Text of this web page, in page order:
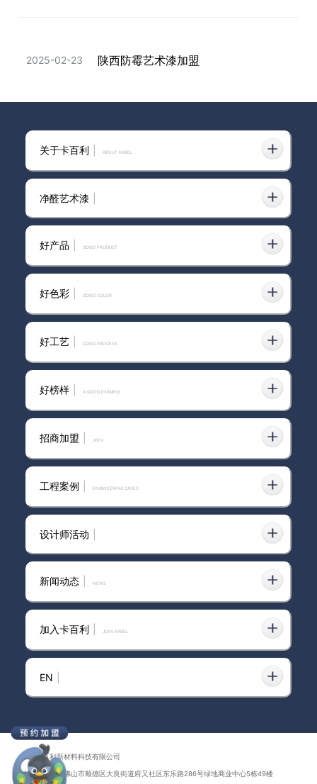
2025-02-23 陕西防霉艺术漆加盟
2025-02-17
2025-05-24
艺术漆选购指南 高硬度防潮型与蛋壳
2025-02-19 常州进口艺术漆定制
进口艺术涂料哪家靠谱？四维验证体
系下的真伪甄别与选型指南
2023-06-15
大牌卡百利，划算618丨下单全屋艺
术涂料赠超级补贴，还有窗帘、床垫
2025-02-08
2023-07-05
卡百利艺术涂料——梵高色彩系列之
2023-07-17
官宣丨卡百利艺术涂料携手女足冠
关于卡百利 ABOUT KABEL
净醛艺术漆
好产品 GOOD PRODUCT
好色彩 GOOD COLOR
好工艺 GOOD PROCESS
好榜样 A GOOD EXAMPLE
招商加盟 join
工程案例 ENGINEERING CASES
设计师活动
新闻动态 news
加入卡百利 JOIN KABEL
EN
广东卡百利新材料科技有限公司
地址：广东省佛山市顺德区大良街道府又社区东乐路286号绿地商业中心5栋49楼